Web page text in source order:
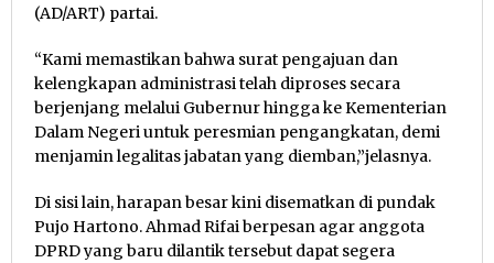
(AD/ART) partai.
“Kami memastikan bahwa surat pengajuan dan
kelengkapan administrasi telah diproses secara
berjenjang melalui Gubernur hingga ke Kementerian
Dalam Negeri untuk peresmian pengangkatan, demi
menjamin legalitas jabatan yang diemban,”jelasnya.
Di sisi lain, harapan besar kini disematkan di pundak
Pujo Hartono. Ahmad Rifai berpesan agar anggota
DPRD yang baru dilantik tersebut dapat segera